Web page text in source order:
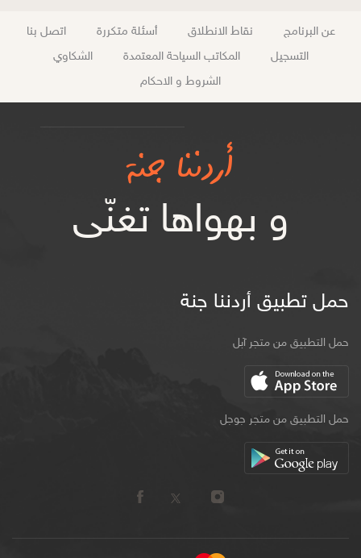
عن البرنامج نقاط الانطلاق أسئلة متكررة
اتصل بنا
التسجيل
المكاتب السياحة المعتمدة
الشكاوي
الشروط و الاحكام
أردننا جنة
و بهواها تغنّى
حمل تطبيق أردننا جنة
حمل التطبيق من متجر آبل
حمل التطبيق من متجر جوجل